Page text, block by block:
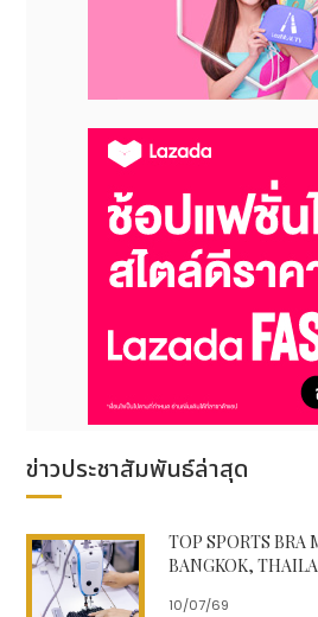
their annual taxes for
for additional system
both time and costs.
Moreover, the e-Tax
machines enhances
by enabling them to
documents within
accurate and valid
can choose to receive
email or store them on
reducing the need for
storage. This makes it
records while also
transaction experience in
about using e-Tax on
contact the GHL call
for additional information
ข่าวประชาสัมพันธ์ล่าสุด
TOP SPORTS BRA
BANGKOK,
10/07/69